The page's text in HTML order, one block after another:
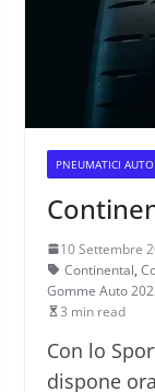
PNEUMATICI AUTO
10 Settembre
Continental,
Gomme Auto
3 min read
Con lo
dispone